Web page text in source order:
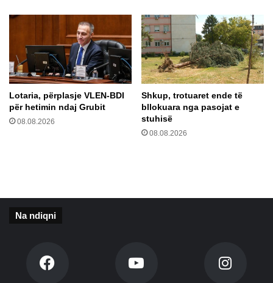
n
e
s
?
e
S
B
A
n
Lotaria, përplasje VLEN-BDI
për hetimin ndaj Grubit
08.08.2026
Shkup, trotuaret ende të
bllokuara nga pasojat e
stuhisë
08.08.2026
Na ndiqni